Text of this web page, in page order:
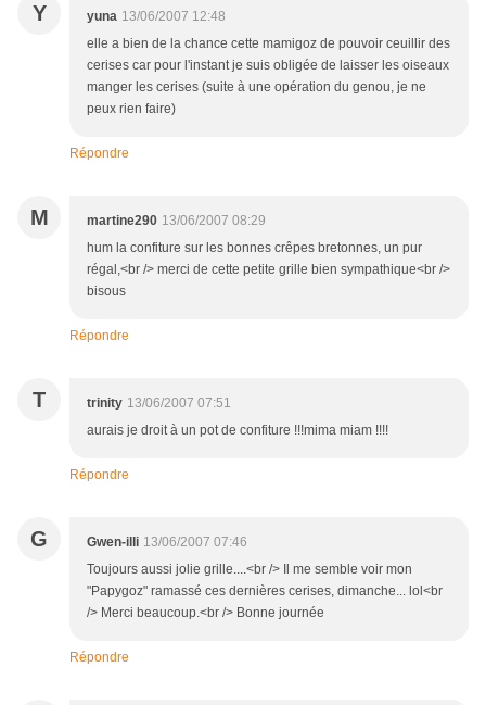
Y yuna 13/06/2007 12:48
elle a bien de la chance cette mamigoz de pouvoir ceuillir des
cerises car pour l'instant je suis obligée de laisser les oiseaux
manger les cerises (suite à une opération du genou, je ne
peux rien faire)
Répondre
M martine290 13/06/2007 08:29
hum la confiture sur les bonnes crêpes bretonnes, un pur
régal,<br /> merci de cette petite grille bien sympathique<br />
bisous
Répondre
T trinity 13/06/2007 07:51
aurais je droit à un pot de confiture !!!mima miam !!!!
Répondre
G Gwen-illi 13/06/2007 07:46
Toujours aussi jolie grille....<br /> Il me semble voir mon
"Papygoz" ramassé ces dernières cerises, dimanche... lol<br
/> Merci beaucoup.<br /> Bonne journée
Répondre